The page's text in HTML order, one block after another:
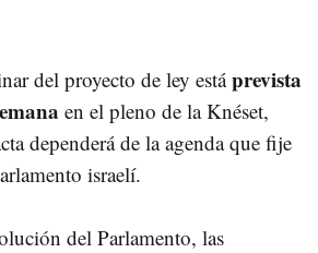
del proyecto de ley estáprevista
en el pleno de la Knéset,
dependerá de la agenda que fije
israelí.
del Parlamento, las